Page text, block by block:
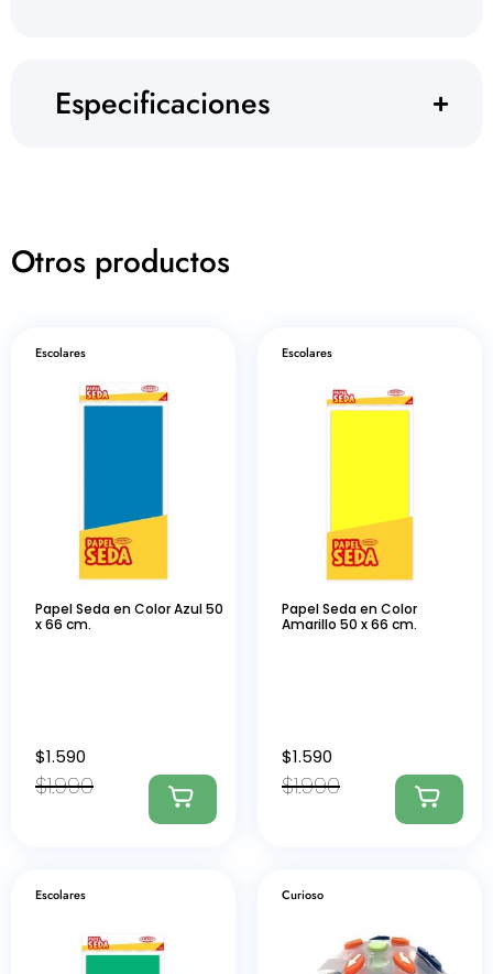
Especificaciones
Otros productos
Escolares
Papel Seda en Color Azul 50
x 66 cm.
$1.990
$1.590
Escolares
Papel Seda en Color
Amarillo 50 x 66 cm.
$1.990
$1.590
Escolares Curioso